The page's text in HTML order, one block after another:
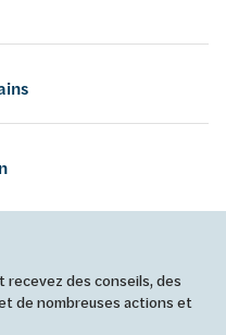
des conseils, des
de nombreuses actions et